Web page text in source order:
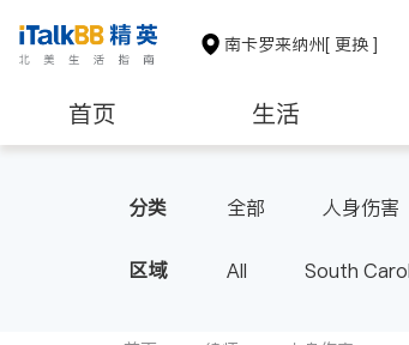
南卡罗来纳州[ 更换 ]
首页 生活
分类 全部 人身伤害
区域 All South